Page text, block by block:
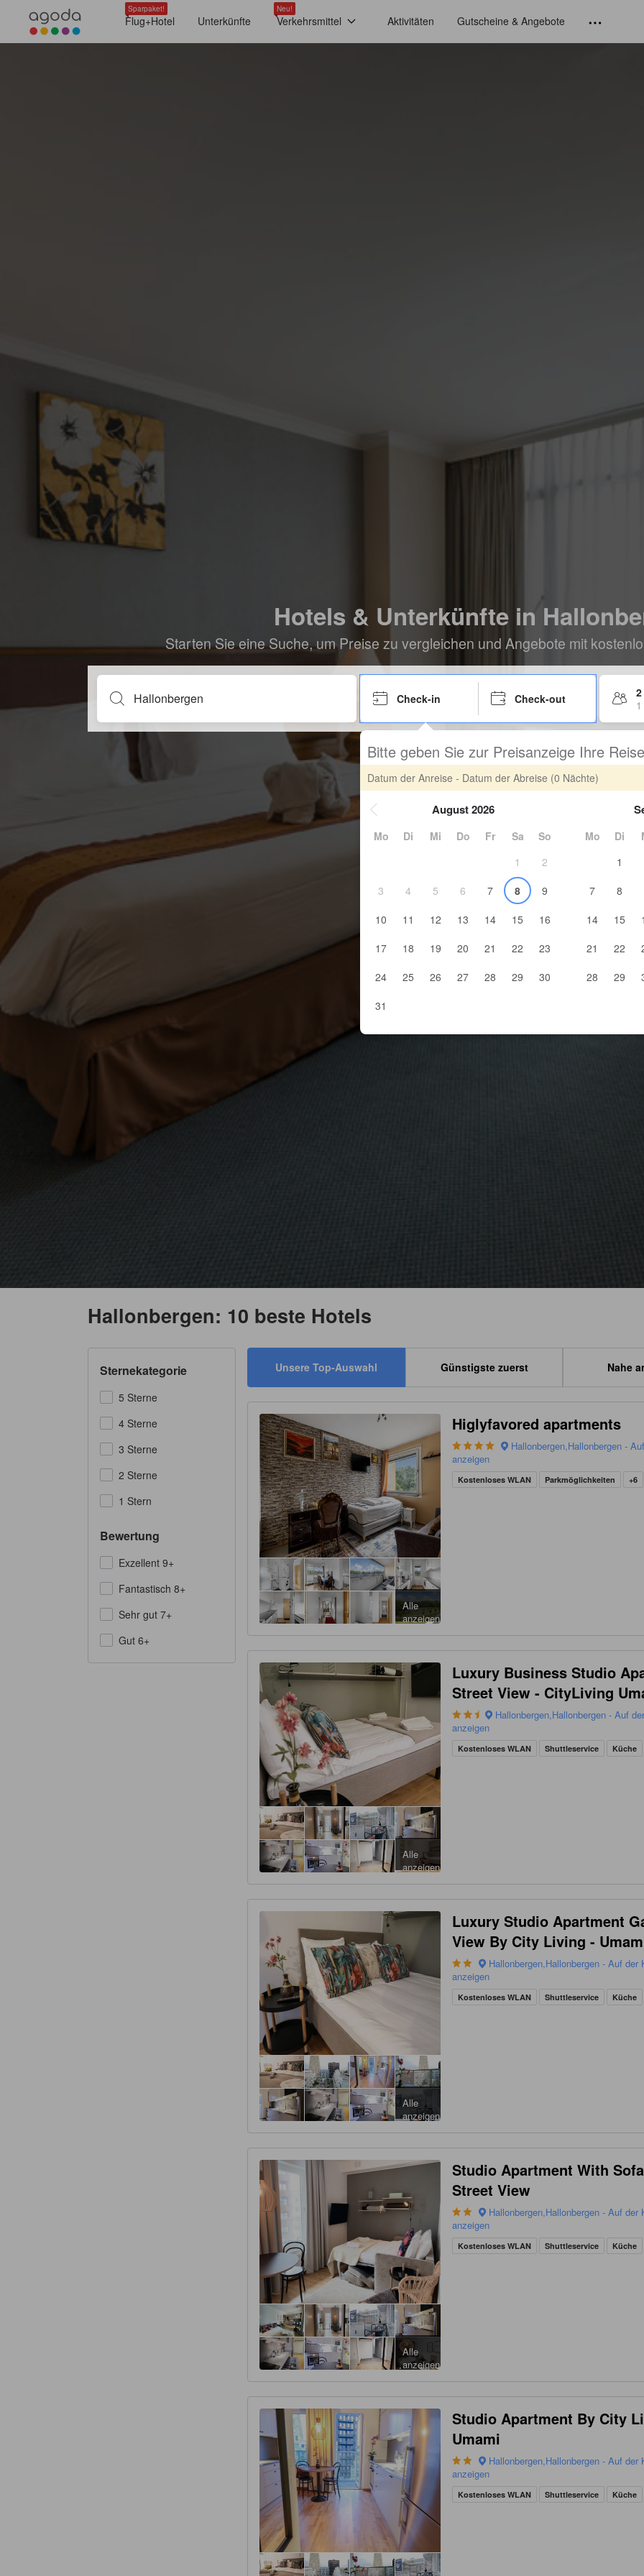
Sparpaket!
Flug+Hotel Unterkünfte
Neu!
Verkehrsmittel Aktivitäten Gutscheine & Angebote
Hotels & Unterkünfte in
Starten Sie eine Suche, um Preise zu vergleichen und Angebote mit
Check-in Check-out
Bitte geben Sie zur Preisanzeige Ihre
Datum der Anreise - Datum der Abreise (0 Nächte)
August 2026
Mo Di Mi Do Fr Sa
So
1
2
3
4 5 6 7 8
9
10
11 12 13 14 15
16
17
18 19 20 21 22
23
24
25 26 27 28 29
30
31
Mo Di
1
7
8
14
15
21
22
28
29
Hallonbergen: 10 beste Hotels
Sternekategorie
5 Sterne
4 Sterne
3 Sterne
2 Sterne
1 Stern
Bewertung
Exzellent 9+
Fantastisch 8+
Sehr gut 7+
Gut 6+
Unsere Top-Auswahl Günstigste zuerst Nahe
Alle
anzeigen
Higlyfavored apartments
Hallonbergen,Hallonbergen -
anzeigen
Kostenloses WLAN Parkmöglichkeiten +6
Alle
anzeigen
Luxury Business Studio
Street View - CityLiving
Hallonbergen,Hallonbergen - Auf
anzeigen
Kostenloses WLAN Shuttleservice Küche
Alle
anzeigen
Luxury Studio Apartment
View By City Living -
Hallonbergen,Hallonbergen - Auf der
anzeigen
Kostenloses WLAN Shuttleservice Küche
Alle
anzeigen
Studio Apartment With
Street View
Hallonbergen,Hallonbergen - Auf der
anzeigen
Kostenloses WLAN Shuttleservice Küche
Studio Apartment By City
Umami
Hallonbergen,Hallonbergen - Auf der
anzeigen
Kostenloses WLAN Shuttleservice Küche